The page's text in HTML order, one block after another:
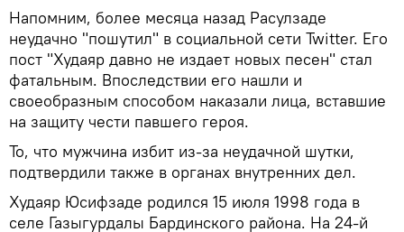
Напомним, более месяца назад Расулзаде
неудачно "пошутил" в социальной сети Twitter. Его
пост "Худаяр давно не издает новых песен" стал
фатальным. Впоследствии его нашли и
своеобразным способом наказали лица, вставшие
на защиту чести павшего героя.
То, что мужчина избит из-за неудачной шутки,
подтвердили также в органах внутренних дел.
Худаяр Юсифзаде родился 15 июля 1998 года в
селе Газыгурдалы Бардинского района. На 24-й